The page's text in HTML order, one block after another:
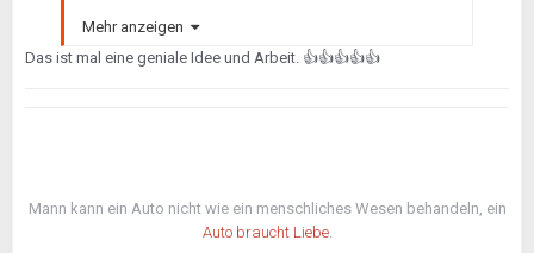
Mehr anzeigen
Das ist mal eine geniale Idee und Arbeit. 👍👍👍👍👍
Mann kann ein Auto nicht wie ein menschliches Wesen behandeln, ein
Auto braucht Liebe.